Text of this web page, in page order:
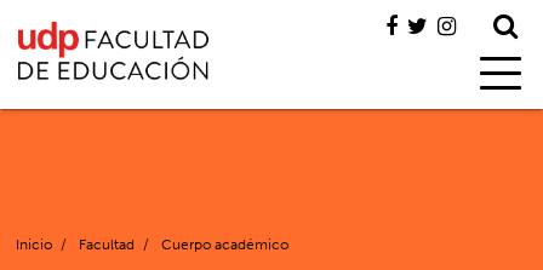
Inicio / Facultad / Cuerpo académico